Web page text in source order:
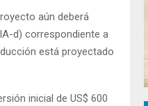
aún deberá
d) correspondiente a
está proyectado
inicial de US$ 600